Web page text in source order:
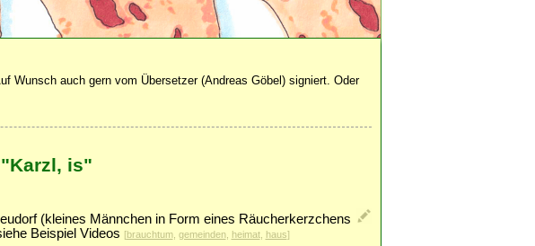
Wunsch auch gern vom Übersetzer (Andreas Göbel) signiert. Oder
is"
(kleines Männchen in Form eines Räucherkerzchens
Beispiel Videos [brauchtum, gemeinden, heimat, haus]